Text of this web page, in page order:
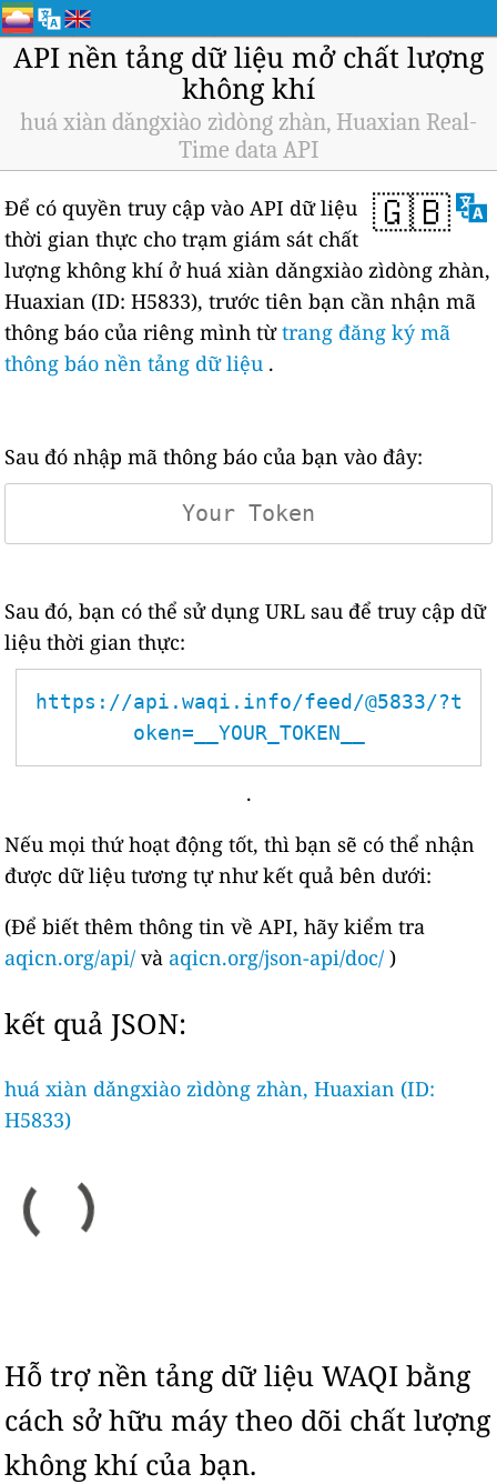
API nền tảng dữ liệu mở chất lượng
không khí
huá xiàn dǎngxiào zìdòng zhàn, Huaxian Real-
Time data API
🇬🇧
Để có quyền truy cập vào API dữ liệu
thời gian thực cho trạm giám sát chất
lượng không khí ở huá xiàn dǎngxiào zìdòng zhàn,
Huaxian (ID: H5833), trước tiên bạn cần nhận mã
thông báo của riêng mình từtrang đăng ký mã
thông báo nền tảng dữ liệu .
Sau đó nhập mã thông báo của bạn vào đây:
Sau đó, bạn có thể sử dụng URL sau để truy cập dữ
liệu thời gian thực:
https://api.waqi.info/feed/@5833/?t
oken=__YOUR_TOKEN__
.
Nếu mọi thứ hoạt động tốt, thì bạn sẽ có thể nhận
được dữ liệu tương tự như kết quả bên dưới:
(Để biết thêm thông tin về API, hãy kiểm tra
aqicn.org/api/ và aqicn.org/json-api/doc/ )
kết quả JSON:
huá xiàn dǎngxiào zìdòng zhàn, Huaxian (ID:
H5833)
Hỗ trợ nền tảng dữ liệu WAQI bằng
cách sở hữu máy theo dõi chất lượng
không khí của bạn.